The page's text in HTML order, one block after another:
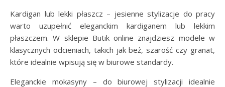
Kardigan lub lekki płaszcz – jesienne stylizacje do pracy
warto uzupełnić eleganckim kardiganem lub lekkim
płaszczem. W sklepie Butik online znajdziesz modele w
klasycznych odcieniach, takich jak beż, szarość czy granat,
które idealnie wpisują się w biurowe standardy.
Eleganckie mokasyny – do biurowej stylizacji idealnie